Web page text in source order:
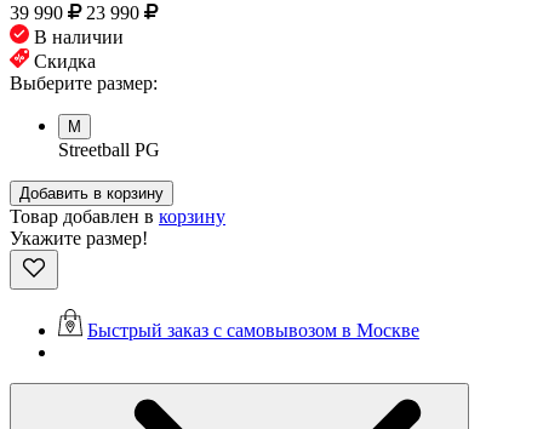
39 990
23 990
В наличии
Скидка
Выберите размер:
M
Streetball PG
Добавить в корзину
Товар добавлен в корзину
Укажите размер!
Быстрый заказ с самовывозом в Москве